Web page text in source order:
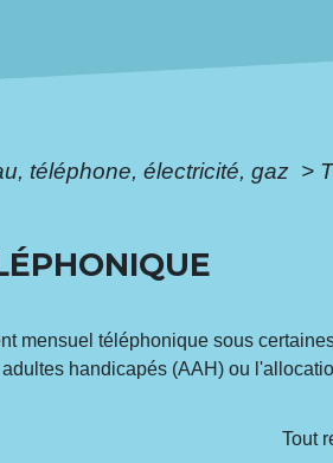
téléphone, électricité, gaz >
mensuel téléphonique sous
handicapés (AAH) ou
Tout